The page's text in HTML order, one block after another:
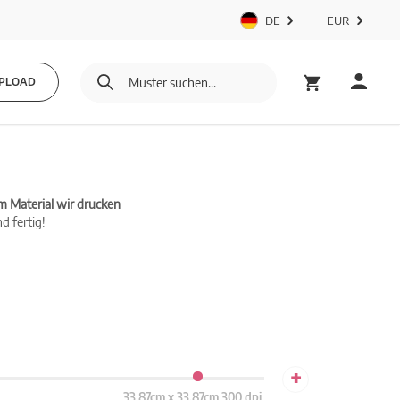
DE EUR
Material wir drucken
fertig!
+